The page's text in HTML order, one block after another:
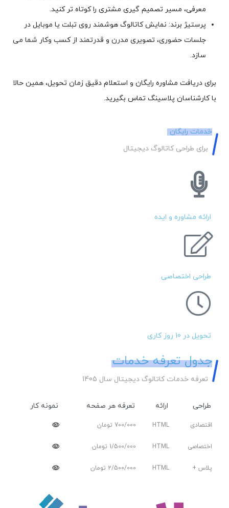
معرفی، مسیر تصمیم گیری مشتری را کوتاه تر کنید.
پرستیژ برند: نمایش کاتالوگ هوشمند روی تبلت یا موبایل در
جلسات حضوری، تصویری مدرن و قدرتمند از کسب وکار شما می
سازد.
برای دریافت مشاوره رایگان و استعلام دقیق زمان تحویل، همین حالا
با کارشناسان پلاسینگ تماس بگیرید.
خدمات رایگان
برای طراحی کاتالوگ دیجیتال
ارائه مشاوره و ایده
طراحی اختصاصی
تحویل در 10 روز کاری
جدول تعرفه خدمات
تعرفه خدمات کاتالوگ دیجیتال سال 1405
طراحی ارائه تعرفه هر صفحه نمونه کار
اقتصادی HTML 700/000 تومان
اختصاصی HTML 1/500/000 تومان
پلاس + HTML 2/500/000 تومان